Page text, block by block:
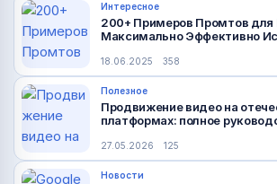
Интересное
200+ Примеров Промтов для
Максимально Эффективно
18.06.2025 358
Полезное
Продвижение видео на
платформах: полное
27.05.2026 125
Новости